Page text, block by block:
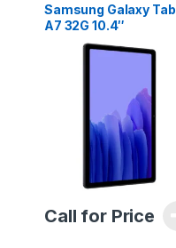
Samsung Galaxy Tab
A7 32G 10.4″
Call for Price